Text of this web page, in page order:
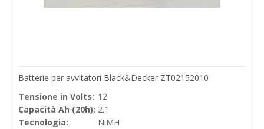
Batterie per avvitatori Black&Decker ZT02152010
Tensione in Volts: 12
Capacità Ah (20h): 2.1
Tecnologia:
NiMH